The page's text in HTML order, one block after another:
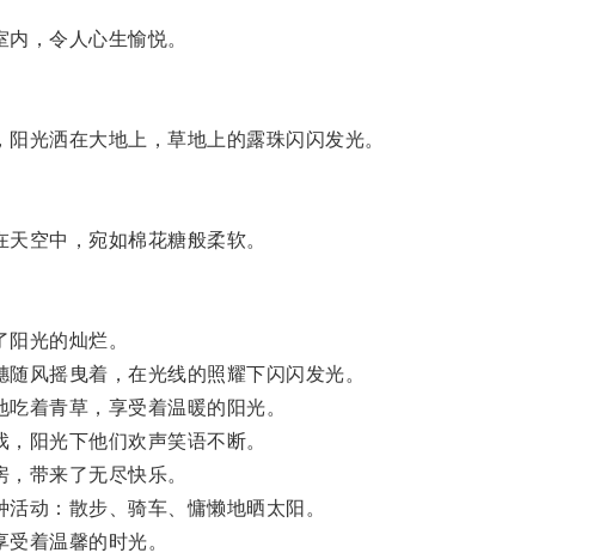
，令人心生愉悦。
光洒在大地上，草地上的露珠闪闪发光。
空中，宛如棉花糖般柔软。
光的灿烂。
风摇曳着，在光线的照耀下闪闪发光。
着青草，享受着温暖的阳光。
阳光下他们欢声笑语不断。
带来了无尽快乐。
动：散步、骑车、慵懒地晒太阳。
着温馨的时光。